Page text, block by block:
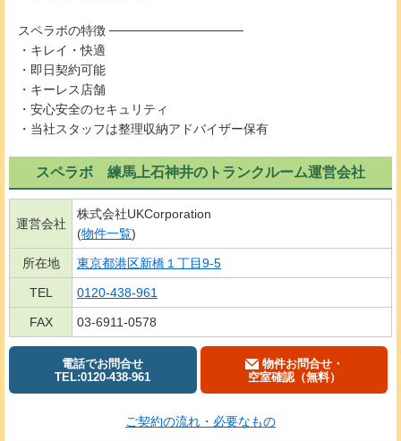
スペラボの特徴 ───────────────
・キレイ・快適
・即日契約可能
・キーレス店舗
・安心安全のセキュリティ
・当社スタッフは整理収納アドバイザー保有
スペラボ 練馬上石神井のトランクルーム運営会社
運営会社
株式会社UKCorporation
(物件一覧)
所在地 東京都港区新橋１丁目9-5
TEL 0120-438-961
FAX 03-6911-0578
電話でお問合せ
TEL:0120-438-961
物件お問合せ・
空室確認（無料）
ご契約の流れ・必要なもの